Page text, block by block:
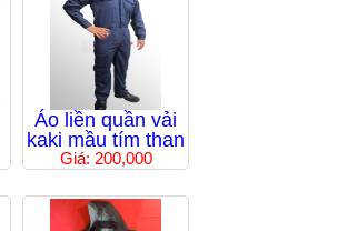
Áo liền quần vải
kaki mầu tím than
Giá: 200,000